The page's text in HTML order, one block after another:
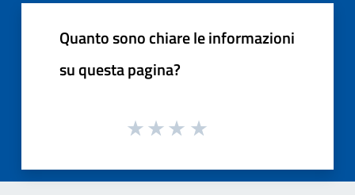
Quanto sono chiare le informazioni
su questa pagina?